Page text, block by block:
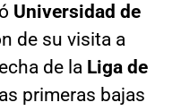
Universidad de
de su visita a
de la Liga de
primeras bajas